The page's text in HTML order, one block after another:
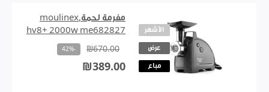
الأشهر
عرض
مباع
مفرمة لحمة,moulinex
hv8+ 2000w me682827
₪670.00
-42%
₪389.00